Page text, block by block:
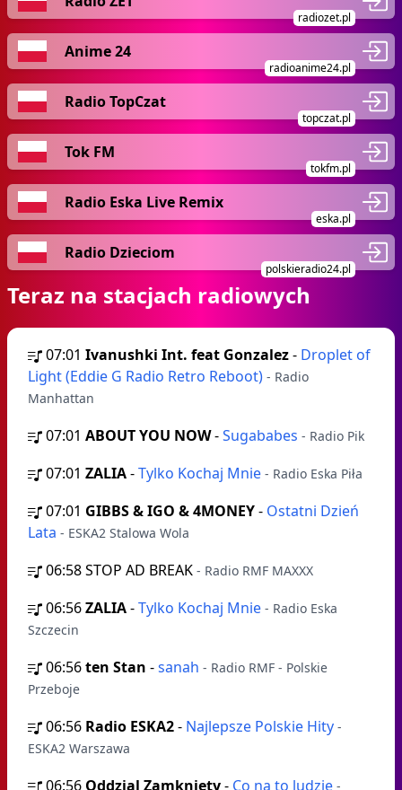
radiozet.pl
Anime 24
radioanime24.pl
Radio TopCzat
topczat.pl
Tok FM
tokfm.pl
Radio Eska Live Remix
eska.pl
Radio Dzieciom
polskieradio24.pl
Teraz na stacjach radiowych
07:01 Ivanushki Int. feat Gonzalez- Droplet of
Light (Eddie G Radio Retro Reboot) - Radio
Manhattan
07:01 ABOUT YOU NOW-Sugababes - Radio Pik
07:01 ZALIA-Tylko Kochaj Mnie - Radio Eska Piła
07:01 GIBBS & IGO & 4MONEY- Ostatni Dzień
Lata - ESKA2 Stalowa Wola
06:58STOP AD BREAK - Radio RMF MAXXX
06:56ZALIA-Tylko Kochaj Mnie - Radio Eska
Szczecin
06:56ten Stan -sanah - Radio RMF - Polskie
Przeboje
06:56 Radio ESKA2- Najlepsze Polskie Hity -
ESKA2 Warszawa
06:56 Oddzial Zamkniety- Co na to ludzie -